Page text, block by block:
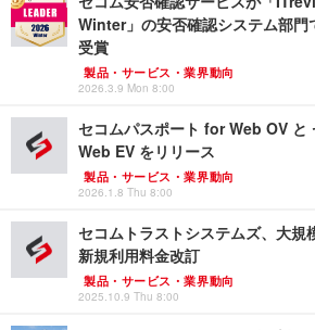
Winter」の安否確認システム部
受賞
製品・サービス・業界動向
2026.3.9 Mon 8:00
セコムパスポート for Web OV と
Web EV をリリース
製品・サービス・業界動向
2026.1.8 Thu 8:00
セコムトラストシステムズ、大規
新規利用料金改訂
製品・サービス・業界動向
2025.10.9 Thu 8:00